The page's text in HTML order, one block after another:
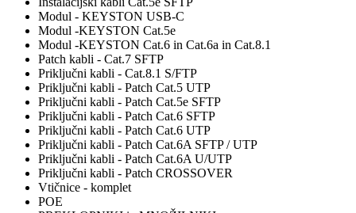
Modul - KEYSTON USB-C
Modul -KEYSTON Cat.5e
Modul -KEYSTON Cat.6 in Cat.6a in Cat.8.1
Patch kabli - Cat.7 SFTP
Priključni kabli - Cat.8.1 S/FTP
Priključni kabli - Patch Cat.5 UTP
Priključni kabli - Patch Cat.5e SFTP
Priključni kabli - Patch Cat.6 SFTP
Priključni kabli - Patch Cat.6 UTP
Priključni kabli - Patch Cat.6A SFTP / UTP
Priključni kabli - Patch Cat.6A U/UTP
Priključni kabli - Patch CROSSOVER
Vtičnice - komplet
POE